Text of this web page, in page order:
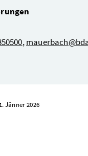
,
Jänner 2026